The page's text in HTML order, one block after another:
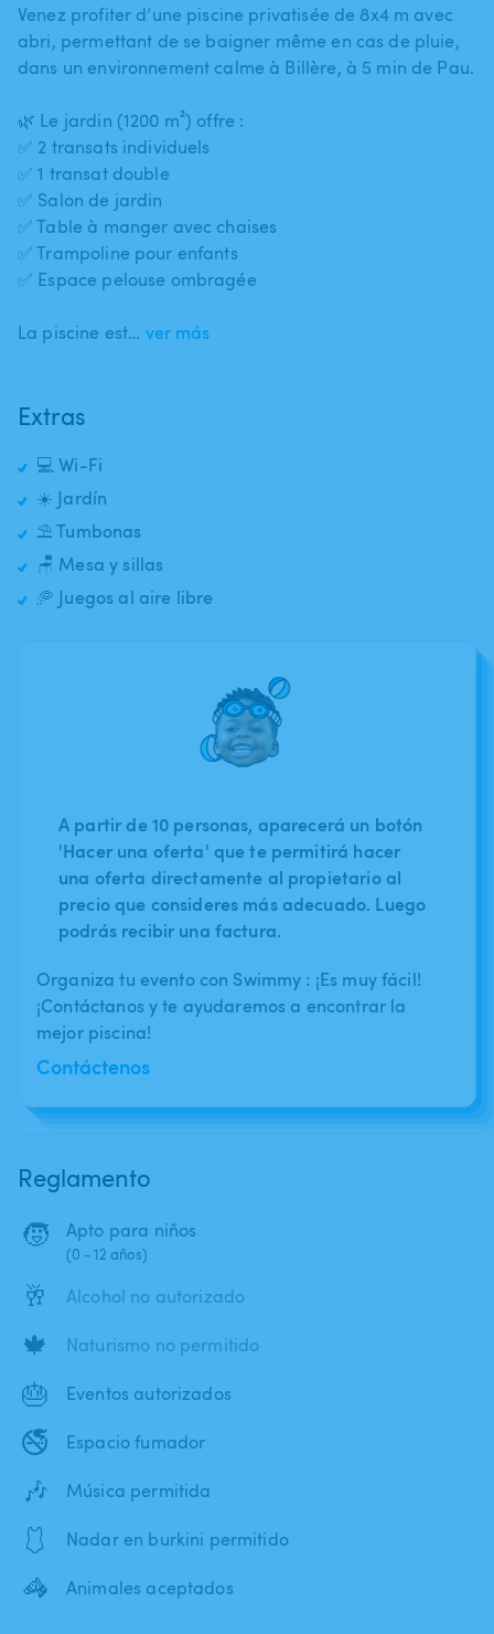
Venez profiter d’une piscine privatisée de 8x4 m avec
abri​,​ permettant de se baigner même en cas de pluie​,​
dans un environnement calme à Billère​,​ à 5 min de Pau.
🌿 Le jardin (1200 m²) offre :
✅ 2 transats individuels
✅ 1 transat double
✅ Salon de jardin
✅ Table à manger avec chaises
✅ Trampoline pour enfants
✅ Espace pelouse ombragée
La piscine est… ver más
Extras
💻 Wi-Fi
☀️ Jardín
⛱️ Tumbonas
🪑 Mesa y sillas
🥏 Juegos al aire libre
A partir de 10 personas, aparecerá un botón
'Hacer una oferta' que te permitirá hacer
una oferta directamente al propietario al
precio que consideres más adecuado. Luego
podrás recibir una factura.
Organiza tu evento con Swimmy : ¡Es muy fácil!
¡Contáctanos y te ayudaremos a encontrar la
mejor piscina!
Contáctenos
Reglamento
🧒 Apto para niños
(0 - 12 años)
🥂 Alcohol no autorizado
🍁 Naturismo no permitido
🎂 Eventos autorizados
🚭 Espacio fumador
🎶 Música permitida
🩱 Nadar en burkini permitido
🦓 Animales aceptados